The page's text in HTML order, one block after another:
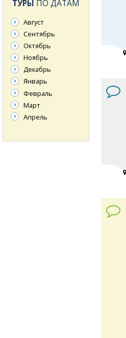
ТУРЫ ПО ДАТАМ
Август
Сентябрь
Октябрь
Ноябрь
Декабрь
Январь
Февраль
Март
Апрель